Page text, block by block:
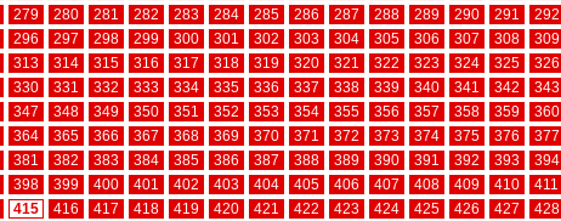
279 280 281 282 283 284 285 286 287 288 289 290 291 292
296 297 298 299 300 301 302 303 304 305 306 307 308 309
313 314 315 316 317 318 319 320 321 322 323 324 325 326
330 331 332 333 334 335 336 337 338 339 340 341 342 343
347 348 349 350 351 352 353 354 355 356 357 358 359 360
364 365 366 367 368 369 370 371 372 373 374 375 376 377
381 382 383 384 385 386 387 388 389 390 391 392 393 394
398 399 400 401 402 403 404 405 406 407 408 409 410 411
415 416 417 418 419 420 421 422 423 424 425 426 427 428